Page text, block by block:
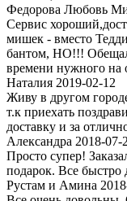
Федорова Любовь
Сервис
мишек - вместо
бантом, НО!!!
времени нужного на
Наталия 2019-02-12
Живу в другом
т.к приехать
доставку и за
Александра 2018-07-
Просто супер!
подарок. Все быстро
Рустам и Амина